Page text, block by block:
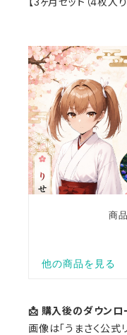
📩 購入後のダウンロ
画像は「うまさく公式